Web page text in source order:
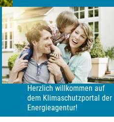
Herzlich willkommen auf
dem Klimaschutzportal der
Energieagentur!